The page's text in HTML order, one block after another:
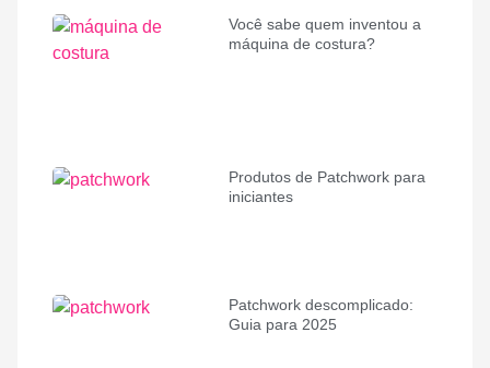
Você sabe quem inventou a
máquina de costura?
Produtos de Patchwork para
iniciantes
Patchwork descomplicado:
Guia para 2025